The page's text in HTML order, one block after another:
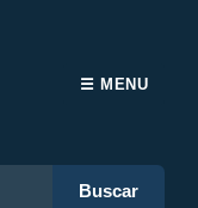
Buscar
☰ MENU